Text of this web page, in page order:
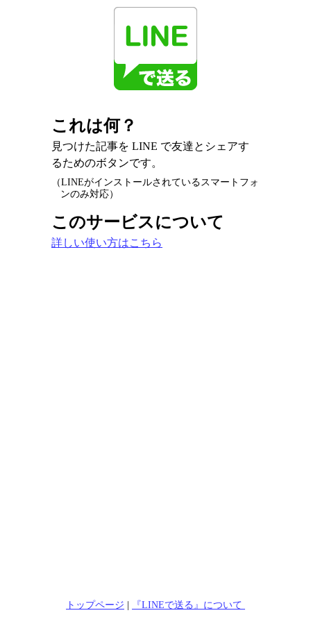
これは何？
見つけた記事を LINE で友達とシェアす
るためのボタンです。
（LINEがインストールされているスマートフォ
ンのみ対応）
このサービスについて
詳しい使い方はこちら
トップページ | 『LINEで送る』について